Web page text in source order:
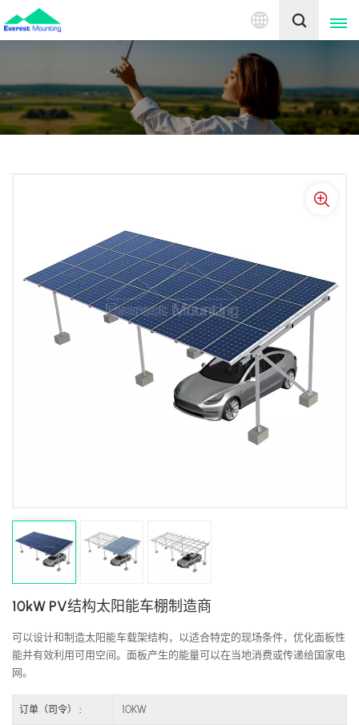
中
English
中文
10kW PV结构太阳能车棚制造商
可以设计和制造太阳能车载架结构，以适合特定的现场条件，优化面板性
能并有效利用可用空间。面板产生的能量可以在当地消费或传递给国家电
网。
订单（司令） : 10KW